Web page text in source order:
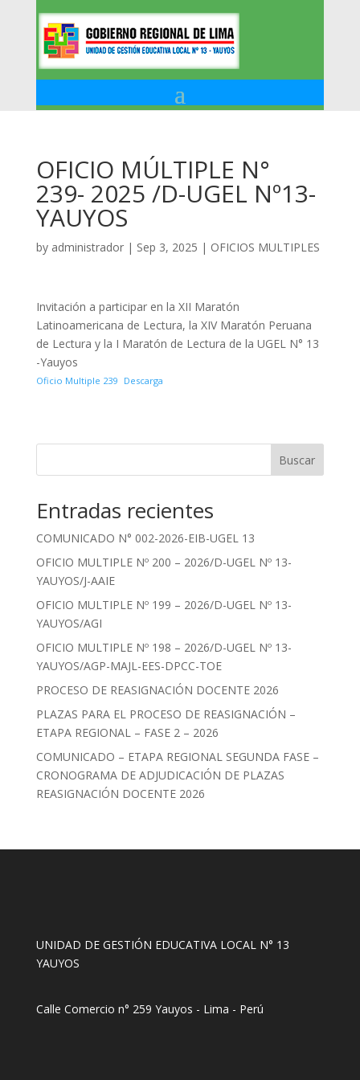
OFICIO MÚLTIPLE N°
239- 2025 /D-UGEL Nº13-
YAUYOS
by administrador| Sep 3, 2025 | OFICIOS MULTIPLES
Invitación a participar en la XII Maratón
Latinoamericana de Lectura, la XIV Maratón Peruana
de Lectura y la I Maratón de Lectura de la UGEL N° 13
-Yauyos
Oficio Multiple 239 Descarga
Buscar
Entradas recientes
COMUNICADO N° 002-2026-EIB-UGEL 13
OFICIO MULTIPLE Nº 200 – 2026/D-UGEL Nº 13-
YAUYOS/J-AAIE
OFICIO MULTIPLE Nº 199 – 2026/D-UGEL Nº 13-
YAUYOS/AGI
OFICIO MULTIPLE Nº 198 – 2026/D-UGEL Nº 13-
YAUYOS/AGP-MAJL-EES-DPCC-TOE
PROCESO DE REASIGNACIÓN DOCENTE 2026
PLAZAS PARA EL PROCESO DE REASIGNACIÓN –
ETAPA REGIONAL – FASE 2 – 2026
COMUNICADO – ETAPA REGIONAL SEGUNDA FASE –
CRONOGRAMA DE ADJUDICACIÓN DE PLAZAS
REASIGNACIÓN DOCENTE 2026
UNIDAD DE GESTIÓN EDUCATIVA LOCAL N° 13
YAUYOS
Calle Comercio n° 259 Yauyos - Lima - Perú